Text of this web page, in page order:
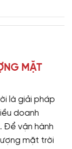
MẶT
là giải pháp
doanh
Để vận hành
mặt trời